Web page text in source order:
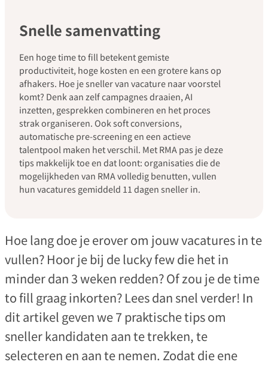
Snelle samenvatting
Een hoge time to fill betekent gemiste
productiviteit, hoge kosten en een grotere kans op
afhakers. Hoe je sneller van vacature naar voorstel
komt? Denk aan zelf campagnes draaien, AI
inzetten, gesprekken combineren en het proces
strak organiseren. Ook soft conversions,
automatische pre-screening en een actieve
talentpool maken het verschil. Met RMA pas je deze
tips makkelijk toe en dat loont: organisaties die de
mogelijkheden van RMA volledig benutten, vullen
hun vacatures gemiddeld 11 dagen sneller in.
Hoe lang doe je erover om jouw vacatures in te
vullen? Hoor je bij de lucky few die het in
minder dan 3 weken redden? Of zou je de time
to fill graag inkorten? Lees dan snel verder! In
dit artikel geven we 7 praktische tips om
sneller kandidaten aan te trekken, te
selecteren en aan te nemen. Zodat die ene